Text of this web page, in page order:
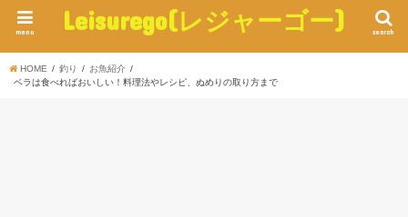
Leisurego(レジャーゴー) search
menu
HOME 釣り
お魚紹介
ベラは食べればおいしい！料理法やレシピ、ぬめりの取り方まで